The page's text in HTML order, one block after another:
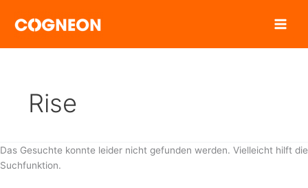
Inhalt
Rise
Das Gesuchte konnte leider nicht gefunden werden. Vielleicht hilft die
Suchfunktion.